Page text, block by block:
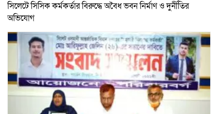
সিলেটে সিসিক কর্মকর্তার বিরুদ্ধে অবৈধ ভবন নির্মাণ ও দুর্নীতির
অভিযোগ